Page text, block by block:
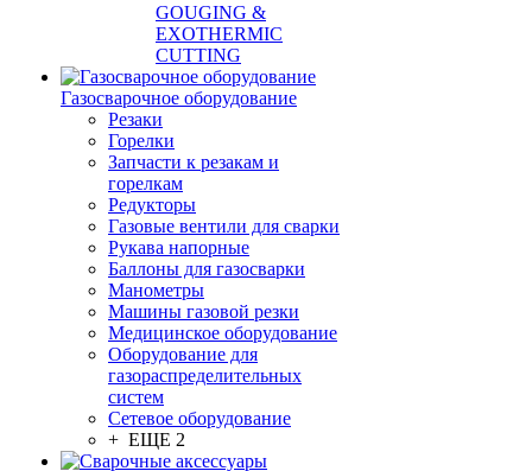
GOUGING &
EXOTHERMIC
CUTTING
Газосварочное оборудование
Резаки
Горелки
Запчасти к резакам и
горелкам
Редукторы
Газовые вентили для сварки
Рукава напорные
Баллоны для газосварки
Манометры
Машины газовой резки
Медицинское оборудование
Оборудование для
газораспределительных
систем
Сетевое оборудование
+ ЕЩЕ 2